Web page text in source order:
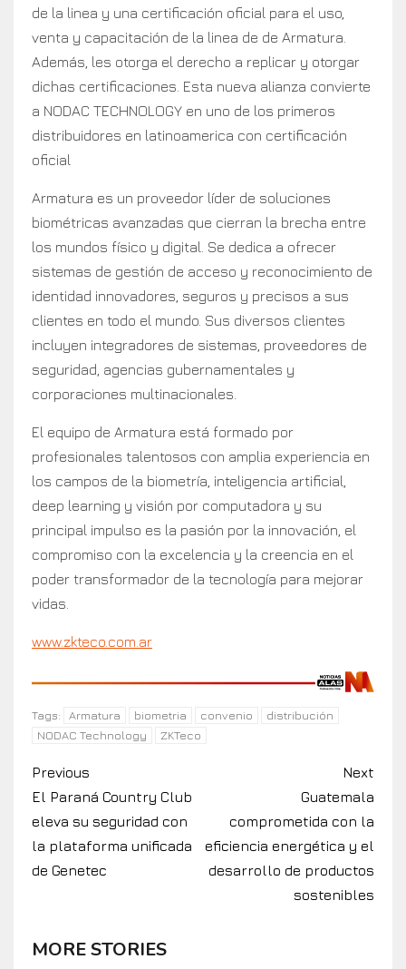
de la linea y una certificación oficial para el uso,
venta y capacitación de la linea de de Armatura.
Además, les otorga el derecho a replicar y otorgar
dichas certificaciones. Esta nueva alianza convierte
a NODAC TECHNOLOGY en uno de los primeros
distribuidores en latinoamerica con certificación
oficial
Armatura es un proveedor líder de soluciones
biométricas avanzadas que cierran la brecha entre
los mundos físico y digital. Se dedica a ofrecer
sistemas de gestión de acceso y reconocimiento de
identidad innovadores, seguros y precisos a sus
clientes en todo el mundo. Sus diversos clientes
incluyen integradores de sistemas, proveedores de
seguridad, agencias gubernamentales y
corporaciones multinacionales.
El equipo de Armatura está formado por
profesionales talentosos con amplia experiencia en
los campos de la biometría, inteligencia artificial,
deep learning y visión por computadora y su
principal impulso es la pasión por la innovación, el
compromiso con la excelencia y la creencia en el
poder transformador de la tecnología para mejorar
vidas.
www.zkteco.com.ar
Tags: Armatura biometria convenio
distribución
NODAC Technology
ZKTeco
Previous
El Paraná Country Club
eleva su seguridad con
la plataforma unificada
de Genetec
Next
Guatemala
comprometida con la
eficiencia energética y el
desarrollo de productos
sostenibles
MORE STORIES